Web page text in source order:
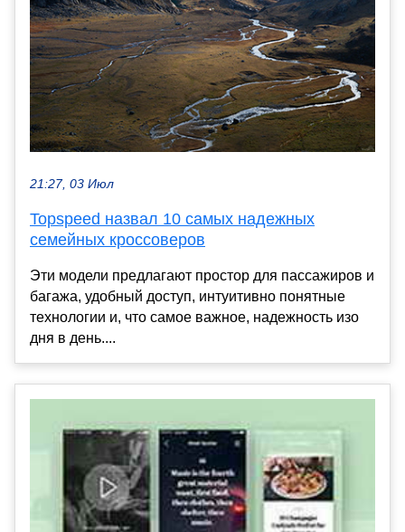
21:27, 03 Июл
Topspeed назвал 10 самых надежных
семейных кроссоверов
Эти модели предлагают простор для пассажиров и
багажа, удобный доступ, интуитивно понятные
технологии и, что самое важное, надежность изо
дня в день....